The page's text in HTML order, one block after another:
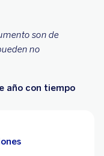
son de
no
año con tiempo